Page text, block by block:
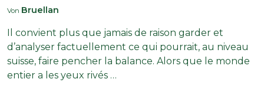
Von Bruellan
Il convient plus que jamais de raison garder et
d’analyser factuellement ce qui pourrait, au niveau
suisse, faire pencher la balance. Alors que le monde
entier a les yeux rivés …